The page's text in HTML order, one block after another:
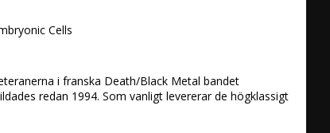
Cells
i franska Death/Black Metal bandet
redan 1994. Som vanligt levererar de högklassigt